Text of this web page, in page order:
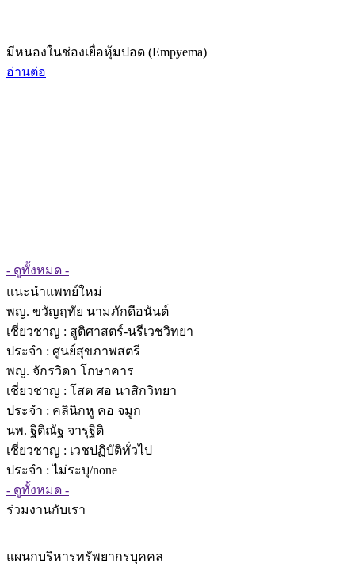
มีหนองในช่องเยื่อหุ้มปอด (Empyema)
อ่านต่อ
- ดูทั้งหมด -
แนะนำแพทย์ใหม่
พญ. ขวัญฤทัย นามภักดีอนันต์
เชี่ยวชาญ : สูติศาสตร์-นรีเวชวิทยา
ประจำ : ศูนย์สุขภาพสตรี
พญ. จักรวิดา โกษาคาร
เชี่ยวชาญ : โสต ศอ นาสิกวิทยา
ประจำ : คลินิกหู คอ จมูก
นพ. ฐิติณัฐ จารุฐิติ
เชี่ยวชาญ : เวชปฏิบัติทั่วไป
ประจำ : ไม่ระบุ/none
- ดูทั้งหมด -
ร่วมงานกับเรา
แผนกบริหารทรัพยากรบุคคล